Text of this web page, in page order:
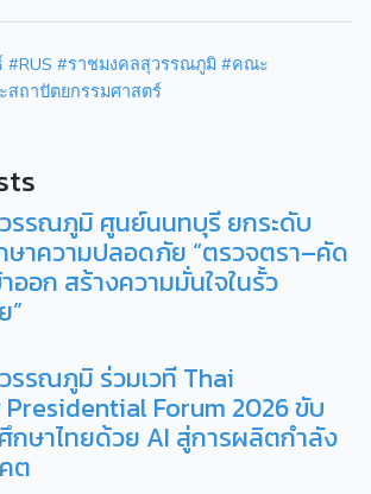
#RUS #ราชมงคลสุวรรณภูมิ #คณะ
สถาปัตยกรรมศาสตร์
รรณภูมิ ศูนย์นนทบุรี ยกระดับ
ษาความปลอดภัย “ตรวจตรา–คัด
ออก สร้างความมั่นใจในรั้ว
”
รรณภูมิ ร่วมเวที Thai
Forum 2026 ขับ
กษาไทยด้วย AI สู่การผลิตกำลัง
ต